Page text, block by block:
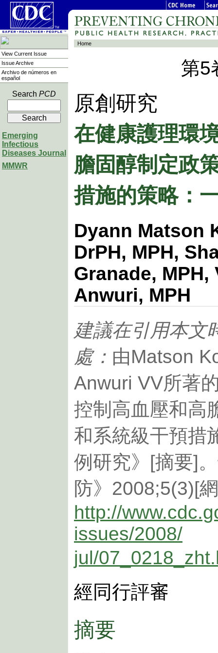
View Current Issue
Issue Archive
Archivo de números en
español
Search PCD
Emerging
Infectious
Diseases Journal
MMWR
Home
第5
原創研究
在健康護理環
膽固醇制定政
措施的策略：
Dyann Matson
DrPH, MPH,
Granade, MPH,
Anwuri, MPH
建議在引用本文
處： 由Matson
Anwuri VV所著
控制高血壓和高
和系統級干預措
例研究》[摘要]
防》2008;5(3)[
http://
issues/2008/
jul/
經同行評審
摘要